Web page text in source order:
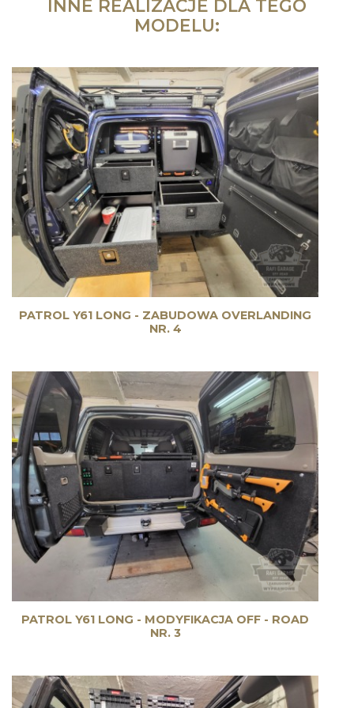
INNE REALIZACJE DLA TEGO
MODELU:
PATROL Y61 LONG - ZABUDOWA OVERLANDING
NR. 4
PATROL Y61 LONG - MODYFIKACJA OFF - ROAD
NR. 3